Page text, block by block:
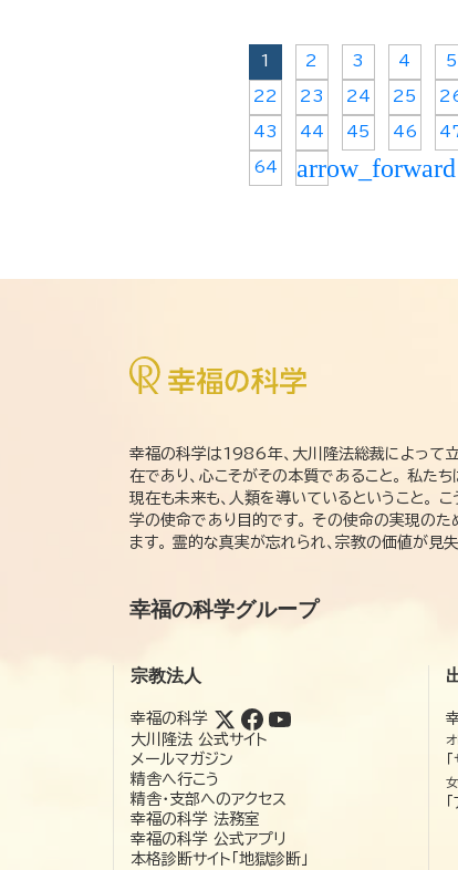
1 2 3 4 5
22 23 24 25
43 44 45 46
64 arrow_forward
幸福の科学は1986年、大川隆法総裁によって立
在であり、心こそがその本質であること。 私た
現在も未来も、人類を導いているということ。
学の使命であり目的です。 その使命の実現のた
ます。 霊的な真実が忘れられ、宗教の価値が見
幸福の科学グループ
宗教法人
幸福の科学
大川隆法 公式サイト
メールマガジン
精舎へ行こう
精舎・支部へのアクセス
幸福の科学 法務室
幸福の科学 公式アプリ
本格診断サイト「地獄診断」